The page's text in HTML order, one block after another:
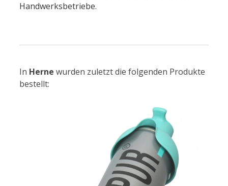
Handwerksbetriebe.
In Herne wurden zuletzt die folgenden Produkte
bestellt: